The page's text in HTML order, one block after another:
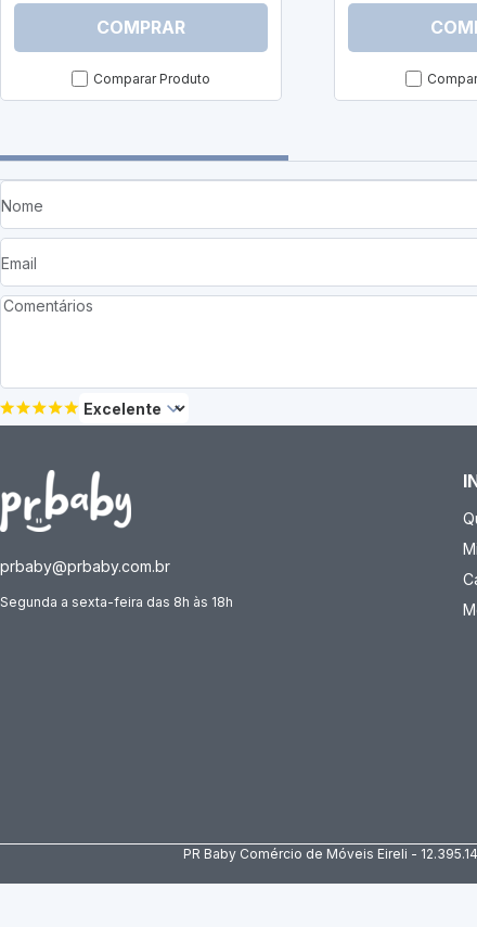
COMPRAR
Comparar Produto
prbaby@prbaby.com.br
Segunda a sexta-feira das 8h às 18h
PR Baby Comércio de Móveis Eireli -